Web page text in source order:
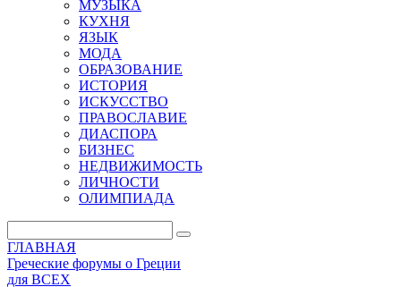
МУЗЫКА
КУХНЯ
ЯЗЫК
МОДА
ОБРАЗОВАНИЕ
ИСТОРИЯ
ИСКУССТВО
ПРАВОСЛАВИЕ
ДИАСПОРА
БИЗНЕС
НЕДВИЖИМОСТЬ
ЛИЧНОСТИ
ОЛИМПИАДА
ГЛАВНАЯ
Греческие форумы о Греции
для ВСЕХ